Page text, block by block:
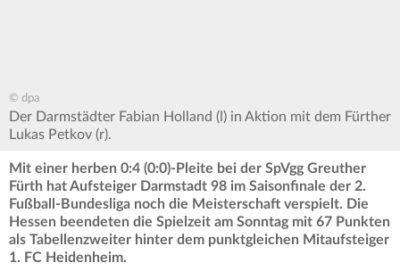
© dpa
Der Darmstädter Fabian Holland (l) in Aktion mit dem Fürther
Lukas Petkov (r).
Mit einer herben 0:4 (0:0)-Pleite bei der SpVgg Greuther
Fürth hat Aufsteiger Darmstadt 98 im Saisonfinale der 2.
Fußball-Bundesliga noch die Meisterschaft verspielt. Die
Hessen beendeten die Spielzeit am Sonntag mit 67 Punkten
als Tabellenzweiter hinter dem punktgleichen Mitaufsteiger
1. FC Heidenheim.